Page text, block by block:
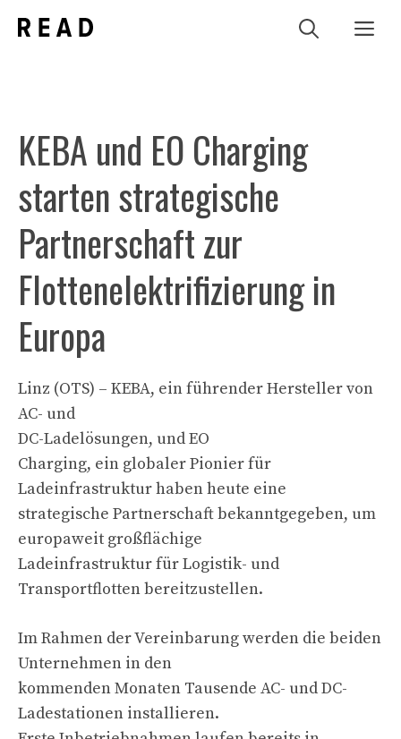
Inhalt
KEBA und EO Charging
starten strategische
Partnerschaft zur
Flottenelektrifizierung in
Europa
Linz (OTS) – KEBA, ein führender Hersteller von
AC- und
DC-Ladelösungen, und EO
Charging, ein globaler Pionier für
Ladeinfrastruktur haben heute eine
strategische Partnerschaft bekanntgegeben, um
europaweit großflächige
Ladeinfrastruktur für Logistik- und
Transportflotten bereitzustellen.
Im Rahmen der Vereinbarung werden die beiden
Unternehmen in den
kommenden Monaten Tausende AC- und DC-
Ladestationen installieren.